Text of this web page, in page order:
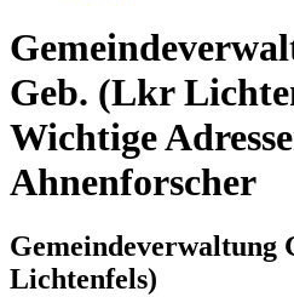
Geb. (Lkr
Wichtige
Ahnenforscher
Gemeindeverwaltung
Lichtenfels)